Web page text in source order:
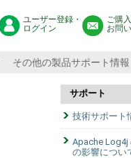
ユーザー登録・
ログイン
ご購
お問
その他の製品サポート情報
サポート
技術サポート
Apache Log4j
の影響につい